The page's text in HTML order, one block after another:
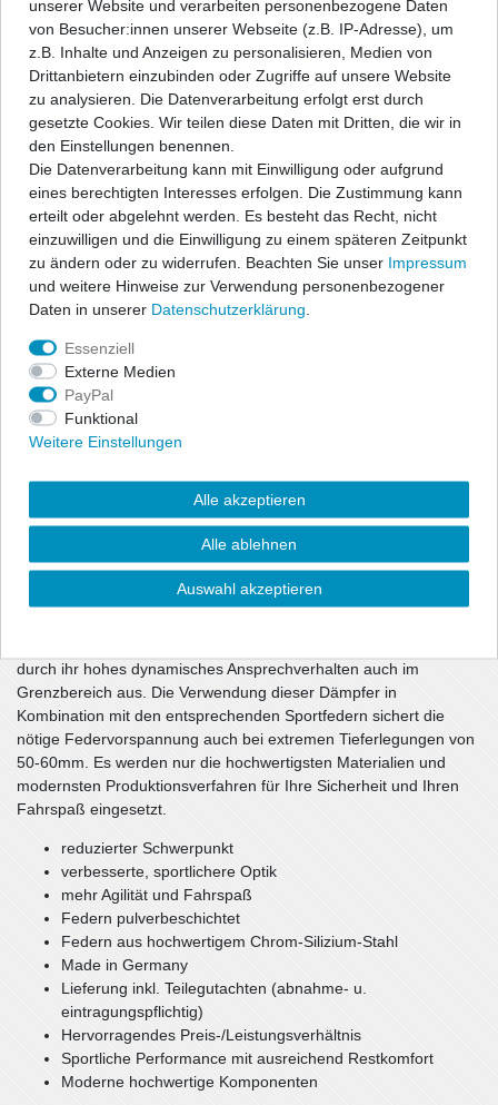
Angaben Produktsicherheit
ap Sportfahrwerke garantieren sportlichen Fahrspaß und
Sicherheit zu einem hervorragenden Preis-/Leistungsverhältnis.
Ein festes, fahrzeugspezifisches Dämpfersetup wird mit den
bewährten ap-Tieferlegungsfedern kombiniert zu einem
Komplettfahrwerk und erfüllt höchste Ansprüche.
Der Lieferumfang beschränkt sich auf die Federn und
Stoßdämpfer. Alle anderen Bauteile können vom vorhandenen
Serienfahrwerk übernommen werden, sofern sie nicht beschädigt
sind. Wir liefern diese Teile auf Anfrage auch gerne mit. In allen
Komplettfahrwerken werden die bewährten ap-Sportfedern in
progressiver Abstimmung sowie qualitativ hochwertige
Sportdämpfer eingesetzt. Die Nickbewegung beim Bremsen wird
stark reduziert und die Seitenneigungen bei Kurvenfahrten
wesentlich verbessert. Die abgestimmten Sportfahrwerke
übermitteln Ihnen eine direkte Rückmeldung des Fahrzustandes
Fahrdynamik. Freuen Sie sich über eine exzellente Straßenlage,
sportliche Optik und über eine gehörige Portion mehr Dynamik.
Die Dämpfercharakteristik und die Federrate wurden im
Fahrversuch wechselseitig optimiert. Die unmittelbar
ansprechenden Dämpfer haben gegenüber dem Serienfahrwerk
eine ca. 10-1getönt (durchsichtig) härtere Dämpfung und sorgen
durch ihr hohes dynamisches Ansprechverhalten auch im
Grenzbereich aus. Die Verwendung dieser Dämpfer in
Kombination mit den entsprechenden Sportfedern sichert die
nötige Federvorspannung auch bei extremen Tieferlegungen von
50-60mm. Es werden nur die hochwertigsten Materialien und
modernsten Produktionsverfahren für Ihre Sicherheit und Ihren
Fahrspaß eingesetzt.
reduzierter Schwerpunkt
verbesserte, sportlichere Optik
mehr Agilität und Fahrspaß
Federn pulverbeschichtet
Federn aus hochwertigem Chrom-Silizium-Stahl
Made in Germany
Lieferung inkl. Teilegutachten (abnahme- u.
eintragungspflichtig)
Hervorragendes Preis-/Leistungsverhältnis
Sportliche Performance mit ausreichend Restkomfort
Moderne hochwertige Komponenten
unserer Website und verarbeiten personenbezogene Daten
von Besucher:innen unserer Webseite (z.B. IP-Adresse), um
z.B. Inhalte und Anzeigen zu personalisieren, Medien von
Drittanbietern einzubinden oder Zugriffe auf unsere Website
zu analysieren. Die Datenverarbeitung erfolgt erst durch
gesetzte Cookies. Wir teilen diese Daten mit Dritten, die wir in
den Einstellungen benennen.
Die Datenverarbeitung kann mit Einwilligung oder aufgrund
eines berechtigten Interesses erfolgen. Die Zustimmung kann
erteilt oder abgelehnt werden. Es besteht das Recht, nicht
einzuwilligen und die Einwilligung zu einem späteren Zeitpunkt
zu ändern oder zu widerrufen. Beachten Sie unser Impressum
und weitere Hinweise zur Verwendung personenbezogener
Daten in unserer Daten­schutz­erklärung
Essenziell
Externe Medien
PayPal
Funktional
Weitere Einstellungen
Alle akzeptieren
Alle ablehnen
Auswahl akzeptieren